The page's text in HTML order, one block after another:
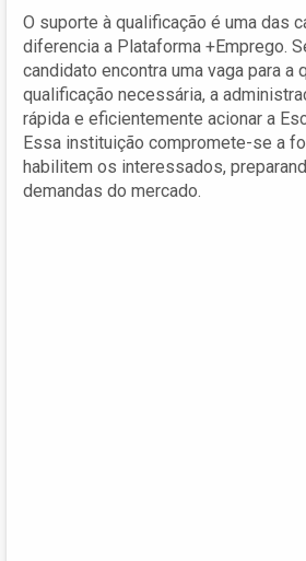
O suporte à qualificação é uma das
diferencia a Plataforma +Emprego.
candidato encontra uma vaga para a
qualificação necessária, a
rápida e eficientemente acionar a
Essa instituição compromete-se a
habilitem os interessados,
demandas do mercado.